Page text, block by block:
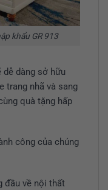
khẩu GR 913
dàng sở hữu
trang nhã và sang
quà tặng hấp
công của chúng
đầu về nội thất